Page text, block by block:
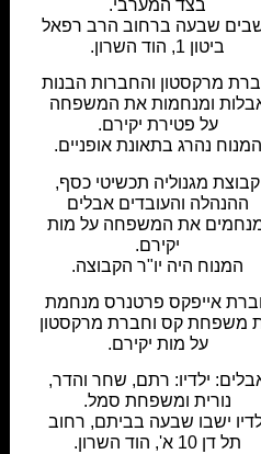
בצד המערבי.
שבעה ברחוב הרב רפאל
ביטון 1, הוד השרון.
מרקסטון והחברות הבנות
ומנחמות את המשפחה
על פטירת יקירם.
המנוח נהרג בתאונת אופניים.
קבוצת מגנוליה תכשיטי כסף,
ההנהלה והעובדים אבלים
את המשפחה על מות
יקירם.
המנוח היה יו"ר הקבוצה.
אייפקס פרטנרס מנחמת
משפחת קס וחברת מרקסטון
על מות יקירם.
ילדיו: רתם, שחר והדר,
נורית ומשפחת סמל.
ישבו שבעה בביתם, רחוב
תל דן 10 א', הוד השרון.